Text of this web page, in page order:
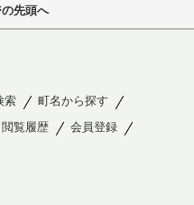
先頭へ
索
町名から探す
閲覧履歴
会員登録